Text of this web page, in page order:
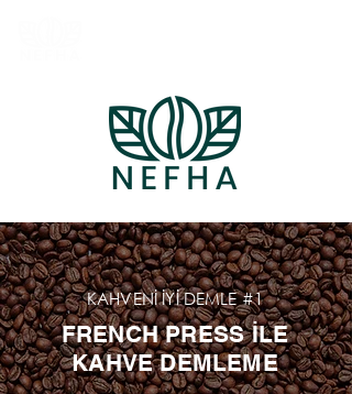
KAHVENİ İYİ DEMLE #1
FRENCH PRESS İLE
KAHVE DEMLEME